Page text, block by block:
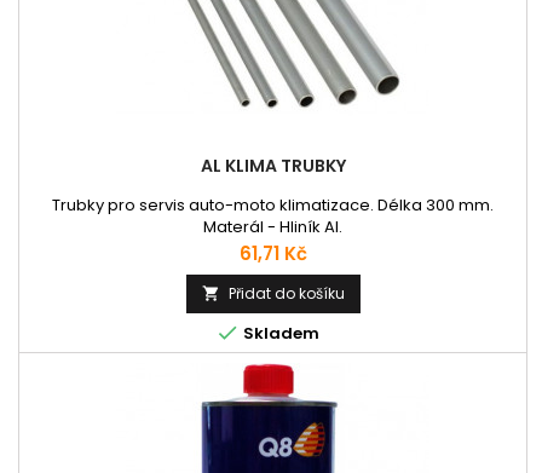
AL KLIMA TRUBKY
Trubky pro servis auto-moto klimatizace. Délka 300 mm.
Materál - Hliník Al.
Cena
61,71 Kč
 Přidat do košíku
 Skladem